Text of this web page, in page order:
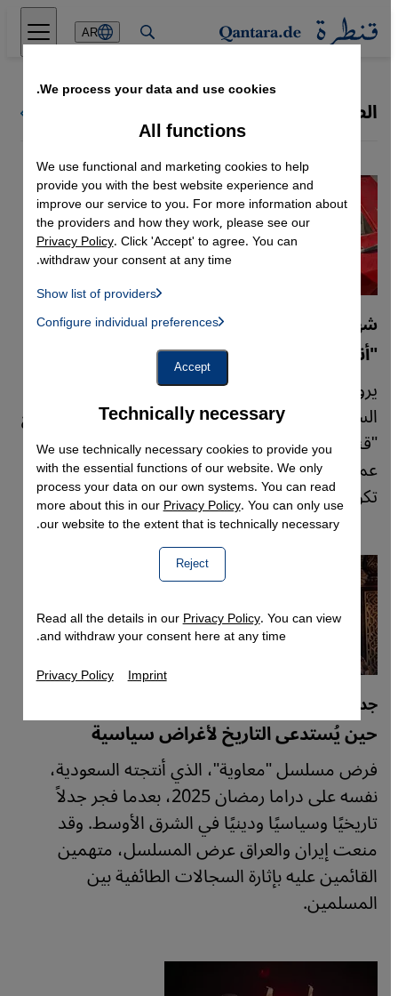
Direkt zum Inhalt springen
AR
الصراع بين السنة والشيعة
شهادات صادمة من الساحل السوري
"أنا الناجي الوحيد من عائلتي"
يروي ناجون من أعمال العنف، التي اجتاحت مدن
الساحل السوري خلال الفترة 6-10 مارس/آذار، لموقع
"قنطرة" قصصهم. تحذير: تحتوي الشهادات تفاصيل
عمليات قتل عشوائية ضد المدنيين العلويين، وقد
تكون صادمة.
جدل مسلسل "معاوية"
حين يُستدعى التاريخ لأغراض سياسية
فرض مسلسل "معاوية"، الذي أنتجته السعودية،
نفسه على دراما رمضان 2025، بعدما فجر جدلاً
تاريخيًا وسياسيًا ودينيًا في الشرق الأوسط. وقد
منعت إيران والعراق عرض المسلسل، متهمين
القائمين عليه بإثارة السجالات الطائفية بين
المسلمين.
We process your data and use cookies.
Technically necessary
We use technically necessary cookies to provide you
with the essential functions of our website. We only
process your data on our own systems. You can read
more about this in ourPrivacy Policy. You can only use
our website to the extent that is technically necessary.
Reject
All functions
We use functional and marketing cookies to help
provide you with the best website experience and
improve our service to you. For more information about
the providers and how they work, please see our
Privacy Policy. Click 'Accept' to agree. You can
withdraw your consent at any time.
Show list of providers
Instagram Embed, Twitter Embed, Youtube Embed
Facebook Embed / Facebook Connect
Google Maps Embed
Configure individual preferences
Accept
Read all the details in ourPrivacy Policy. You can view
and withdraw your consent here at any time.
Privacy Policy Imprint